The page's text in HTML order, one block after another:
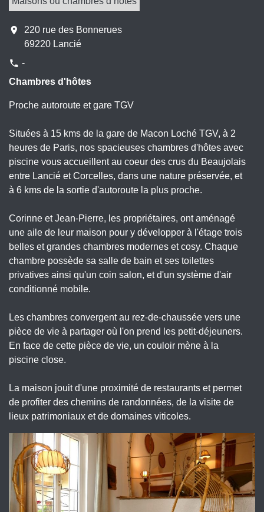
location_on
220 rue des Bonnerues
69220 Lancié
phone -
Chambres d'hôtes
Proche autoroute et gare TGV
Situées à 15 kms de la gare de Macon Loché TGV, à 2
heures de Paris, nos spacieuses chambres d'hôtes avec
piscine vous accueillent au coeur des crus du Beaujolais
entre Lancié et Corcelles, dans une nature préservée, et
à 6 kms de la sortie d'autoroute la plus proche.
Corinne et Jean-Pierre, les propriétaires, ont aménagé
une aile de leur maison pour y développer à l'étage trois
belles et grandes chambres modernes et cosy. Chaque
chambre possède sa salle de bain et ses toilettes
privatives ainsi qu'un coin salon, et d'un système d'air
conditionné mobile.
Les chambres convergent au rez-de-chaussée vers une
pièce de vie à partager où l'on prend les petit-déjeuners.
En face de cette pièce de vie, un couloir mène à la
piscine close.
La maison jouit d'une proximité de restaurants et permet
de profiter des chemins de randonnées, de la visite de
lieux patrimoniaux et de domaines viticoles.